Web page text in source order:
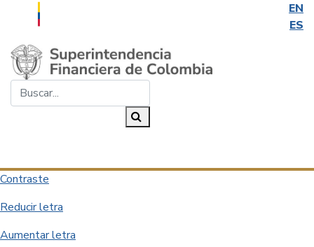
EN
ES
Saltar al contenido principal
Contraste
Reducir letra
Aumentar letra